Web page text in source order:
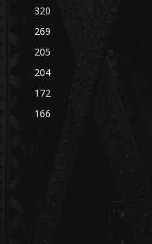
320
269
205
204
172
166